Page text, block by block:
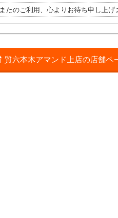
またのご利用、心よりお待ち申し上げ
質六本木アマンド上店の店舗ペ